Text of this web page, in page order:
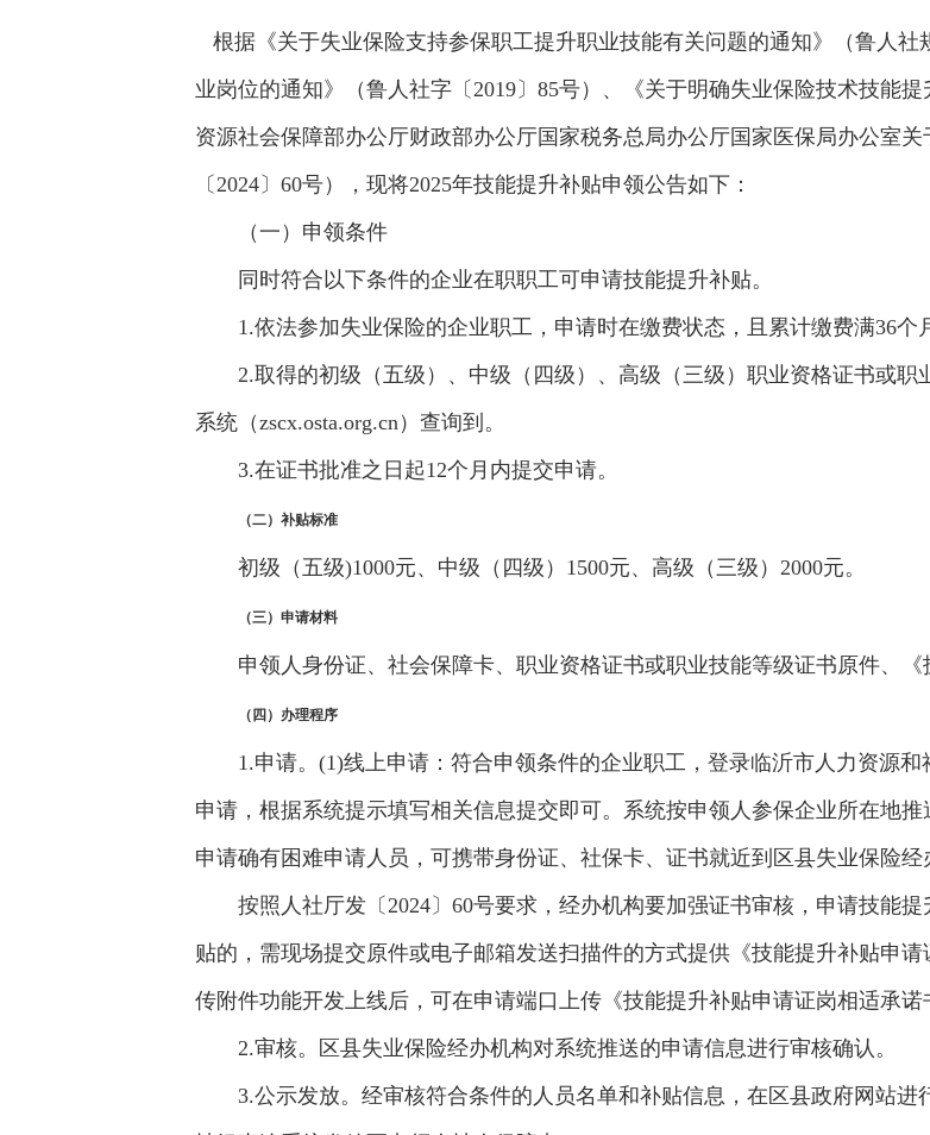
根据《关于失业保险支持参保职工提升职业技能有关问题的通知》（鲁人
业岗位的通知》（鲁人社字〔2019〕85号）、《关于明确失业保险技术技能
资源社会保障部办公厅财政部办公厅国家税务总局办公厅国家医保局办公室
〔2024〕60号），现将2025年技能提升补贴申领公告如下：
（一）申领条件
同时符合以下条件的企业在职职工可申请技能提升补贴。
1.依法参加失业保险的企业职工，申请时在缴费状态，且累计缴费满36个
2.取得的初级（五级）、中级（四级）、高级（三级）职业资格证书或
系统（zscx.osta.org.cn）查询到。
3.在证书批准之日起12个月内提交申请。
（二）补贴标准
初级（五级)1000元、中级（四级）1500元、高级（三级）2000元。
（三）申请材料
申领人身份证、社会保障卡、职业资格证书或职业技能等级证书原件、《
（ 四 ）办理程序
1.申请。(1)线上申请：符合申领条件的企业职工，登录临沂市人力资
申请，根据系统提示填写相关信息提交即可。系统按申领人参保企业所在地
申请确有困难申请人员，可携带身份证、社保卡、证书就近到区县失业保险
按照人社厅发〔2024〕60号要求，经办机构要加强证书审核，申请技能
贴的，需现场提交原件或电子邮箱发送扫描件的方式提供《技能提升补贴申
传附件功能开发上线后，可在申请端口上传《技能提升补贴申请证岗相适承诺
2.审核。区县失业保险经办机构对系统推送的申请信息进行审核确认。
3.公示发放。经审核符合条件的人员名单和补贴信息，在区县政府网站